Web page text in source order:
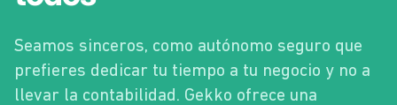
Seamos sinceros, como autónomo seguro que
prefieres dedicar tu tiempo a tu negocio y no a
llevar la contabilidad. Gekko ofrece una